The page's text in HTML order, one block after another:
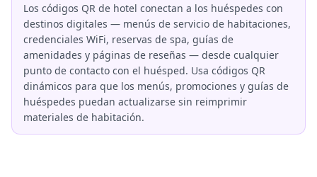
Los códigos QR de hotel conectan a los huéspedes con
destinos digitales — menús de servicio de habitaciones,
credenciales WiFi, reservas de spa, guías de
amenidades y páginas de reseñas — desde cualquier
punto de contacto con el huésped. Usa códigos QR
dinámicos para que los menús, promociones y guías de
huéspedes puedan actualizarse sin reimprimir
materiales de habitación.